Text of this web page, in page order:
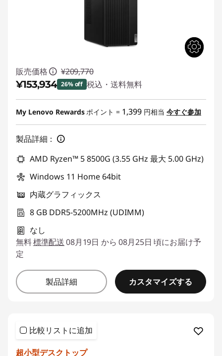
販売価格 ¥209,770
¥153,934 26% off 税込・送料無料
特別割引 :-¥55,836
My Lenovo Rewardsポイント = 1,399 円相当 今すぐ参加
製品詳細：
AMD Ryzen™ 5 8500G (3.55 GHz 最大 5.00 GHz)
Windows 11 Home 64bit
内蔵グラフィックス
8 GB DDR5-5200MHz (UDIMM)
なし
無料標準配送08月19日 から 08月25日 頃にお届け予
定
製品詳細 カスタマイズする
比較リストに追加
超小型デスクトップ